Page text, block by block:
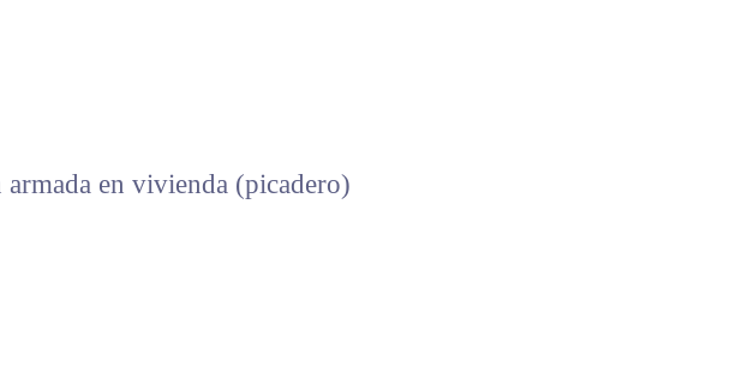
en vivienda (picadero)